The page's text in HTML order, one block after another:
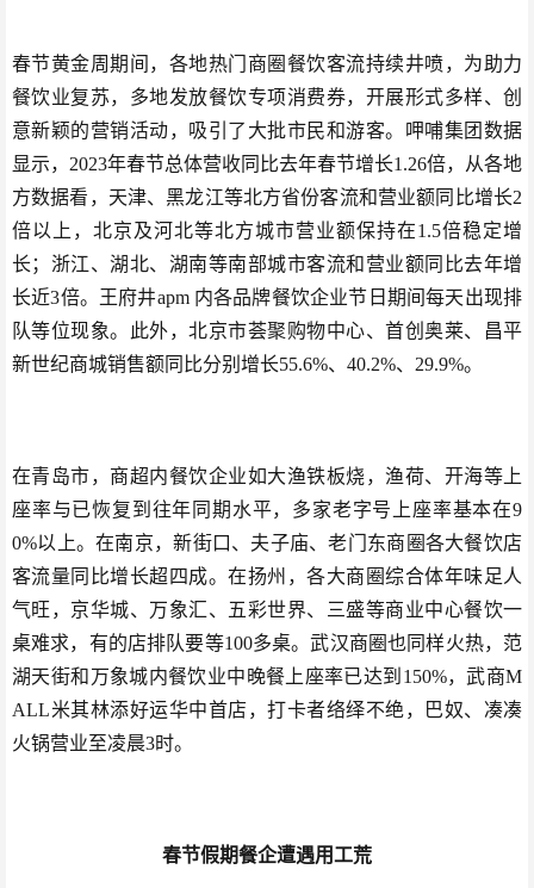
春节黄金周期间，各地热门商圈餐饮客流持续井喷，为助力
餐饮业复苏，多地发放餐饮专项消费券，开展形式多样、创
意新颖的营销活动，吸引了大批市民和游客。呷哺集团数据
显示，2023年春节总体营收同比去年春节增长1.26倍，从各地
方数据看，天津、黑龙江等北方省份客流和营业额同比增长2
倍以上，北京及河北等北方城市营业额保持在1.5倍稳定增
长；浙江、湖北、湖南等南部城市客流和营业额同比去年增
长近3倍。王府井apm 内各品牌餐饮企业节日期间每天出现排
队等位现象。此外，北京市荟聚购物中心、首创奥莱、昌平
新世纪商城销售额同比分别增长55.6%、40.2%、29.9%。
在青岛市，商超内餐饮企业如大渔铁板烧，渔荷、开海等上
座率与已恢复到往年同期水平，多家老字号上座率基本在9
0%以上。在南京，新街口、夫子庙、老门东商圈各大餐饮店
客流量同比增长超四成。在扬州，各大商圈综合体年味足人
气旺，京华城、万象汇、五彩世界、三盛等商业中心餐饮一
桌难求，有的店排队要等100多桌。武汉商圈也同样火热，范
湖天街和万象城内餐饮业中晚餐上座率已达到150%，武商M
ALL米其林添好运华中首店，打卡者络绎不绝，巴奴、凑凑
火锅营业至凌晨3时。
春节假期餐企遭遇用工荒